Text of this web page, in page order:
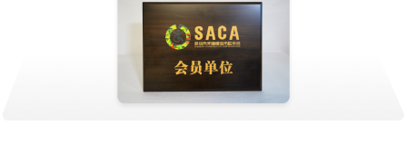
北京双桥中心
北京市朝阳区Deram2049文创园C01栋C108 号 （距地铁1号线双桥站
A口（西北口）步行870米）